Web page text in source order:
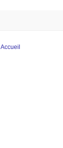
Accueil